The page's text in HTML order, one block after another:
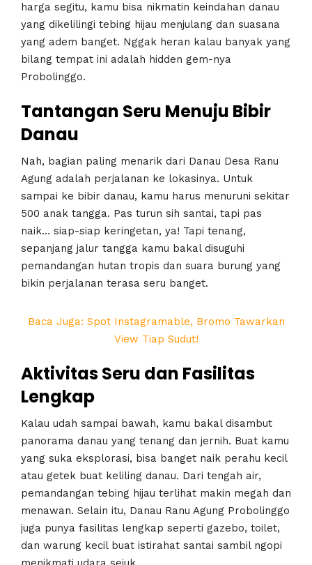
harga segitu, kamu bisa nikmatin keindahan danau
yang dikelilingi tebing hijau menjulang dan suasana
yang adem banget. Nggak heran kalau banyak yang
bilang tempat ini adalah hidden gem-nya
Probolinggo.
Tantangan Seru Menuju Bibir
Danau
Nah, bagian paling menarik dari Danau Desa Ranu
Agung adalah perjalanan ke lokasinya. Untuk
sampai ke bibir danau, kamu harus menuruni sekitar
500 anak tangga. Pas turun sih santai, tapi pas
naik… siap-siap keringetan, ya! Tapi tenang,
sepanjang jalur tangga kamu bakal disuguhi
pemandangan hutan tropis dan suara burung yang
bikin perjalanan terasa seru banget.
Baca Juga: Spot Instagramable, Bromo Tawarkan
View Tiap Sudut!
Aktivitas Seru dan Fasilitas
Lengkap
Kalau udah sampai bawah, kamu bakal disambut
panorama danau yang tenang dan jernih. Buat kamu
yang suka eksplorasi, bisa banget naik perahu kecil
atau getek buat keliling danau. Dari tengah air,
pemandangan tebing hijau terlihat makin megah dan
menawan. Selain itu, Danau Ranu Agung Probolinggo
juga punya fasilitas lengkap seperti gazebo, toilet,
dan warung kecil buat istirahat santai sambil ngopi